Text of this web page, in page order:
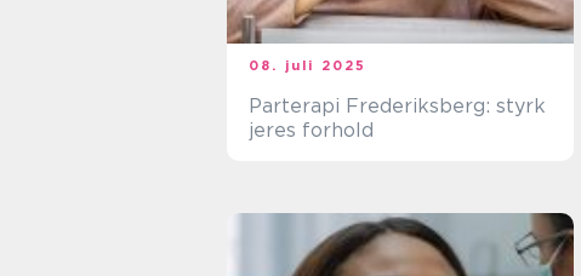
08. juli 2025
Parterapi Frederiksberg: styrk
jeres forhold